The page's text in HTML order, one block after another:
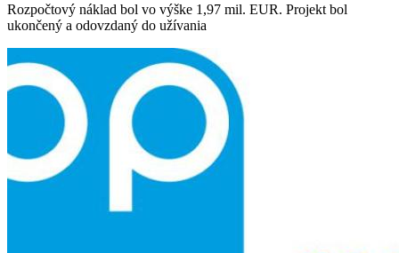
Rozpočtový náklad bol vo výške 1,97 mil. EUR. Projekt bol
ukončený a odovzdaný do užívania